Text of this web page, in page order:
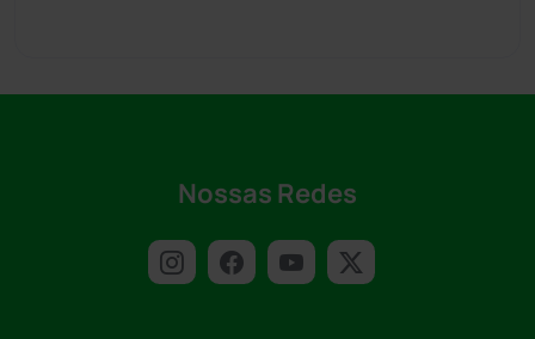
Nossas Redes